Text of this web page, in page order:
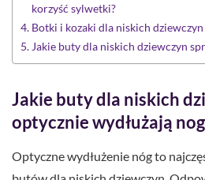
korzyść sylwetki?
Botki i kozaki dla niskich dziewczyn
Jakie buty dla niskich dziewczyn
Jakie buty dla niskich
optycznie wydłużają
Optyczne wydłużenie nóg to